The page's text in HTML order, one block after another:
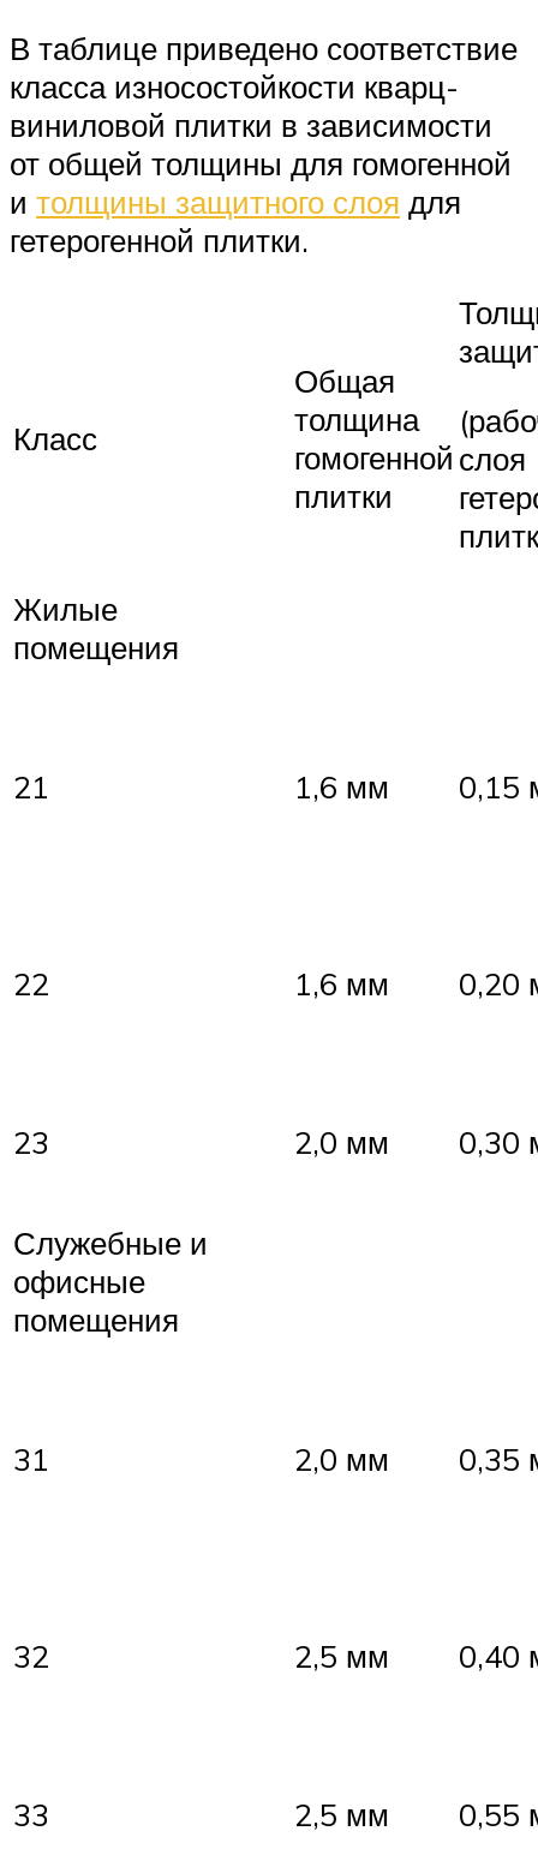
В таблице приведено соответствие
класса износостойкости кварц-
виниловой плитки в зависимости
от общей толщины для гомогенной
и толщины защитного слоя для
гетерогенной плитки.
Класс
Общая
толщина
гомогенной
плитки
слоя
Жилые
помещения
21 1,6 мм 0,15
22 1,6 мм 0,20
23 2,0 мм 0,30
Служебные и
офисные
помещения
31 2,0 мм 0,35
32 2,5 мм 0,40
33 2,5 мм 0,55